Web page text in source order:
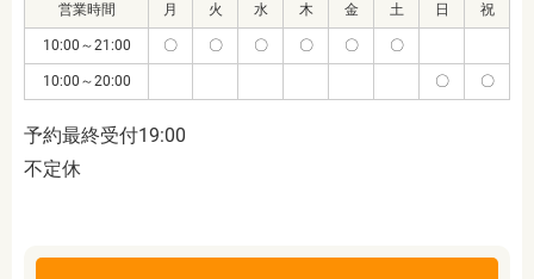
営業時間 月 火 水 木 金 土 日 祝
10:00～21:00 〇 〇 〇 〇 〇 〇
10:00～20:00 〇 〇
予約最終受付19:00
不定休